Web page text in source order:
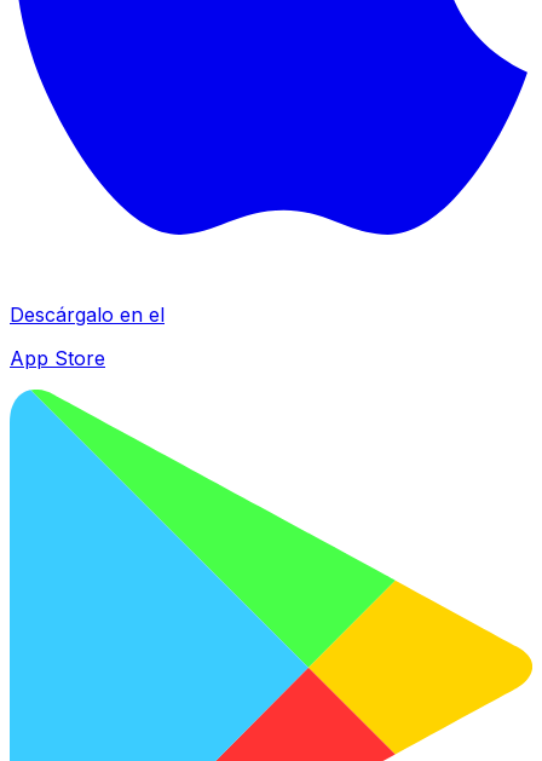
Descárgalo en el
App Store